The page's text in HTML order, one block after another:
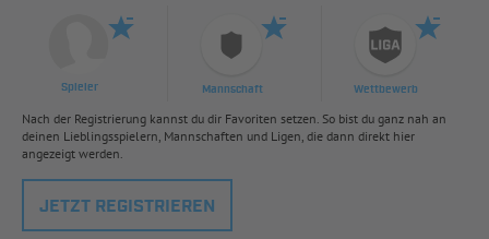
Spieler Mannschaft Wettbewerb
Nach der Registrierung kannst du dir Favoriten setzen. So bist du ganz nah an
deinen Lieblingsspielern, Mannschaften und Ligen, die dann direkt hier
angezeigt werden.
JETZT REGISTRIEREN